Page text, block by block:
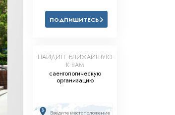
Решение проблемы наркотиков
Дети
Инструменты для использования
в работе
Этика и состояния
Причина подавления
Расследования
ПОДПИШИТЕСЬ
НАЙДИТЕ БЛИЖАЙШУЮ
К ВАМ
саентологическую
организацию